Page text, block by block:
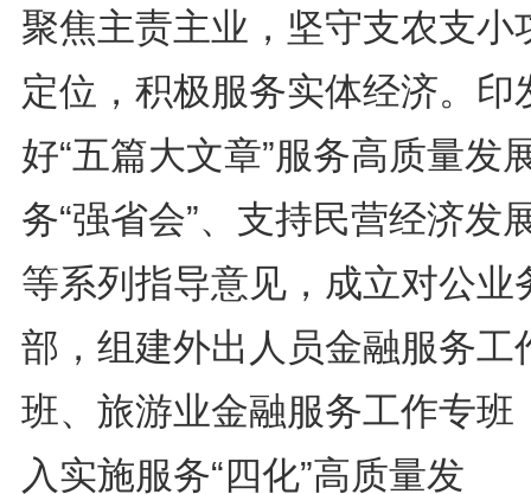
聚焦主责主业，坚守支农支小
定位，积极服务实体经济。印
好“五篇大文章”服务高质量发
务“强省会”、支持民营经济发
等系列指导意见，成立对公业
部，组建外出人员金融服务工
班、旅游业金融服务工作专班
入实施服务“四化”高质量发